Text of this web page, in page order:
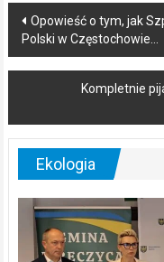
Post
navigation
Opowieść o tym, jak
Polski w Częstochowie…
Kompletnie
Ekologia